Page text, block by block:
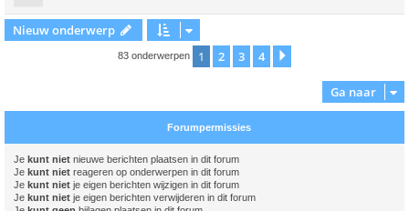
Nieuw onderwerp
83 onderwerpen 1 2 3 4
Ga naar
Forumpermissies
Je kunt niet nieuwe berichten plaatsen in dit forum
Je kunt niet reageren op onderwerpen in dit forum
Je kunt niet je eigen berichten wijzigen in dit forum
Je kunt niet je eigen berichten verwijderen in dit forum